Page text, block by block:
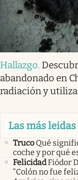
Hallazgo.
abandonado en
radiación y
Las más leidas
Truco Qué
coche y por qué
FelicidadFiódor
“Colón no fue